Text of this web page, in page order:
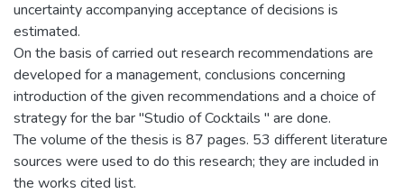
uncertainty accompanying acceptance of decisions is
estimated.
On the basis of carried out research recommendations are
developed for a management, conclusions concerning
introduction of the given recommendations and a choice of
strategy for the bar "Studio of Cocktails " are done.
The volume of the thesis is 87 pages. 53 different literature
sources were used to do this research; they are included in
the works cited list.